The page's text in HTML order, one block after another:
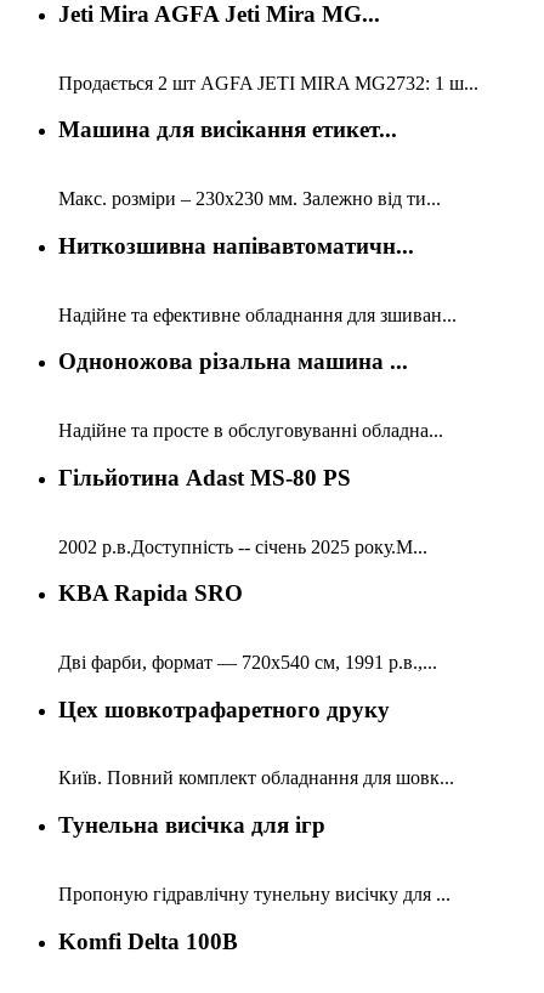
Jeti Mira AGFA Jeti Mira MG...
Продається 2 шт AGFA JETI MIRA MG2732: 1 ш...
Машина для висікання етикет...
Макс. розміри – 230х230 мм. Залежно від ти...
Ниткозшивна напівавтоматичн...
Надійне та ефективне обладнання для зшиван...
Одноножова різальна машина ...
Надійне та просте в обслуговуванні обладна...
Гільйотина Adast MS-80 PS
2002 р.в.Доступність -- січень 2025 року.М...
KBA Rapida SRO
Дві фарби, формат — 720x540 см, 1991 р.в.,...
Цех шовкотрафаретного друку
Київ. Повний комплект обладнання для шовк...
Тунельна висічка для ігр
Пропоную гідравлічну тунельну висічку для ...
Komfi Delta 100B